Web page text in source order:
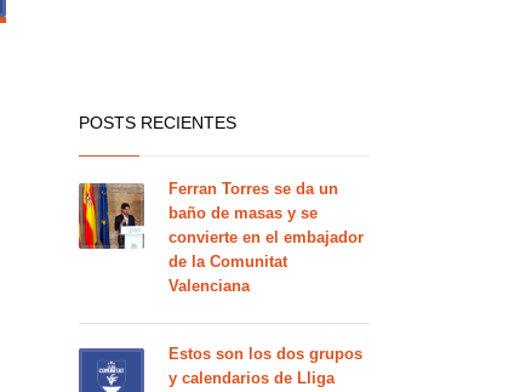
POSTS RECIENTES
Ferran Torres se da un
baño de masas y se
convierte en el embajador
de la Comunitat
Valenciana
Estos son los dos grupos
y calendarios de Lliga